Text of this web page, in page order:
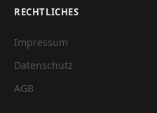
RECHTLICHES
Impressum
Datenschutz
AGB